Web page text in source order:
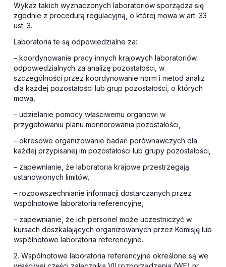
Wykaz takich wyznaczonych laboratoriów sporządza się
zgodnie z procedurą regulacyjną, o której mowa w art. 33
ust. 3.
Laboratoria te są odpowiedzialne za:
– koordynowanie pracy innych krajowych laboratoriów
odpowiedzialnych za analizę pozostałości, w
szczególności przez koordynowanie norm i metod analiz
dla każdej pozostałości lub grup pozostałości, o których
mowa,
– udzielanie pomocy właściwemu organowi w
przygotowaniu planu monitorowania pozostałości,
– okresowe organizowanie badań porównawczych dla
każdej przypisanej im pozostałości lub grupy pozostałości,
– zapewnianie, że laboratoria krajowe przestrzegają
ustanowionych limitów,
– rozpowszechnianie informacji dostarczanych przez
wspólnotowe laboratoria referencyjne,
– zapewnianie, że ich personel może uczestniczyć w
kursach doszkalających organizowanych przez Komisję lub
wspólnotowe laboratoria referencyjne.
2. Wspólnotowe laboratoria referencyjne określone są we